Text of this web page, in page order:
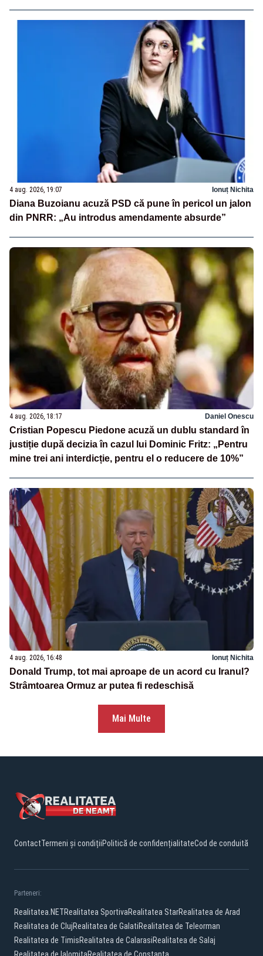
4 aug. 2026, 19:07 Ionuț Nichita
Diana Buzoianu acuză PSD că pune în pericol un jalon
din PNRR: „Au introdus amendamente absurde”
4 aug. 2026, 18:17 Daniel Onescu
Cristian Popescu Piedone acuză un dublu standard în
justiție după decizia în cazul lui Dominic Fritz: „Pentru
mine trei ani interdicție, pentru el o reducere de 10%”
4 aug. 2026, 16:48 Ionuț Nichita
Donald Trump, tot mai aproape de un acord cu Iranul?
Strâmtoarea Ormuz ar putea fi redeschisă
Mai Multe
ContactTermeni și condițiiPolitică de confidențialitateCod de conduită
Parteneri:
Realitatea.NETRealitatea SportivaRealitatea StarRealitatea de Arad
Realitatea de ClujRealitatea de GalatiRealitatea de Teleorman
Realitatea de TimisRealitatea de CalarasiRealitatea de Salaj